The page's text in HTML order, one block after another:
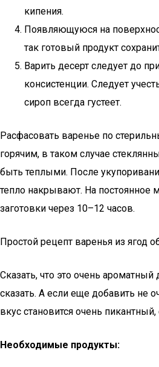
кипения.
Появляющуюся на
так готовый продукт
Варить десерт следует до
консистенции. Следует
сироп всегда густеет.
Расфасовать варенье по
горячим, в таком случае
быть теплыми. После
тепло накрывают. На постоянное
заготовки через 10–12 часов.
Простой рецепт варенья из ягод
Сказать, что это очень ароматный
сказать. А если еще добавить не
вкус становится очень
Необходимые продукты: